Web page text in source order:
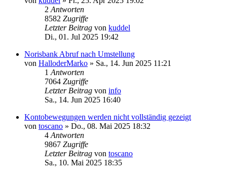
2 Antworten
8582 Zugriffe
Letzter Beitrag von kuddel
Di., 01. Jul 2025 19:42
Norisbank Abruf nach Umstellung
von HalloderMarko » Sa., 14. Jun 2025 11:21
1 Antworten
7064 Zugriffe
Letzter Beitrag von info
Sa., 14. Jun 2025 16:40
Kontobewegungen werden nicht vollständig gezeigt
von toscano » Do., 08. Mai 2025 18:32
4 Antworten
9867 Zugriffe
Letzter Beitrag von toscano
Sa., 10. Mai 2025 18:35